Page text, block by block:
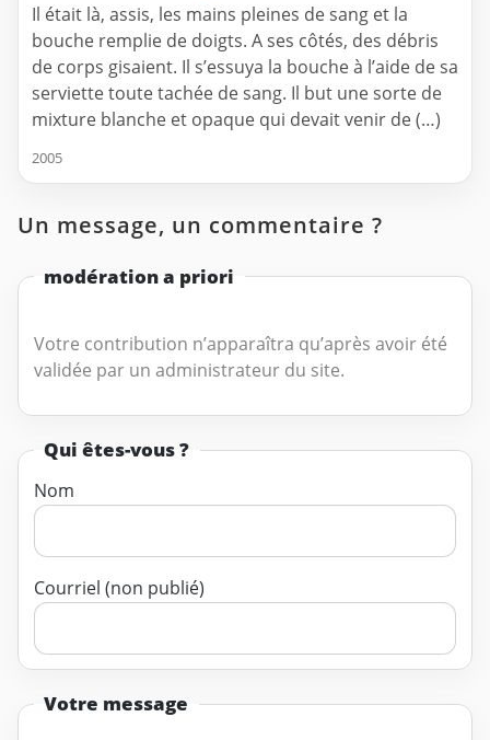
Il était là, assis, les mains pleines de sang et la
bouche remplie de doigts. A ses côtés, des débris
de corps gisaient. Il s’essuya la bouche à l’aide de sa
serviette toute tachée de sang. Il but une sorte de
mixture blanche et opaque qui devait venir de (…)
2005
Un message, un commentaire ?
modération a priori
Votre contribution n’apparaîtra qu’après avoir été
validée par un administrateur du site.
Qui êtes-vous ?
Nom
Courriel (non publié)
Votre message